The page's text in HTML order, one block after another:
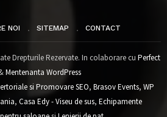
NOI SITEMAP CONTACT
Drepturile Rezervate. In colaborare cu Perfect
Mentenanta WordPress
si Promovare SEO, Brasov Events, WP
, Casa Edy - Viseu de sus, Echipamente